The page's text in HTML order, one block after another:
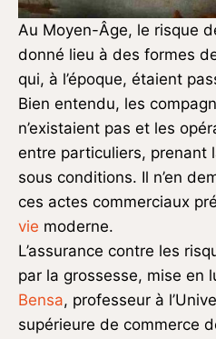
Au Moyen-Âge, le risque
donné lieu à des formes
qui, à l’époque, étaient
Bien entendu, les
n’existaient pas et les
entre particuliers, prenant
sous conditions. Il n’en
ces actes commerciaux
vie moderne.
L’assurance contre les
par la grossesse, mise en
Bensa, professeur à
supérieure de commerce